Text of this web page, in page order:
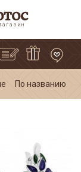
По названию